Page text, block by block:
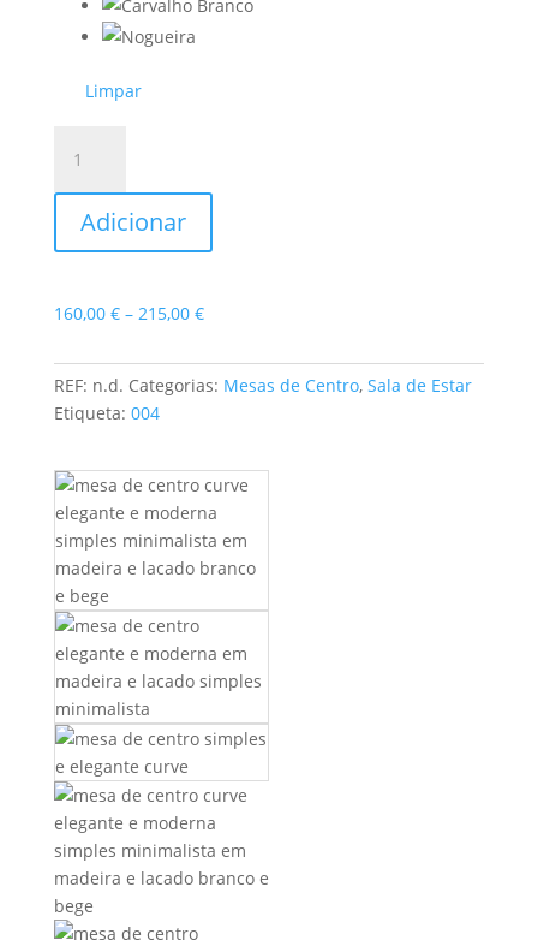
Limpar
Mesa
Centro
Adicionar
160,00 € – 215,00 €Price
160,00 €
through
REF: n.d. Categorias: Mesas de Centro, Sala de Estar
Etiqueta: 004